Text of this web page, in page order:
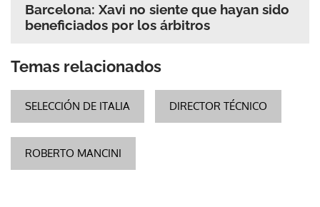
Barcelona: Xavi no siente que hayan sido
beneficiados por los árbitros
Temas relacionados
SELECCIÓN DE ITALIA DIRECTOR TÉCNICO
ROBERTO MANCINI